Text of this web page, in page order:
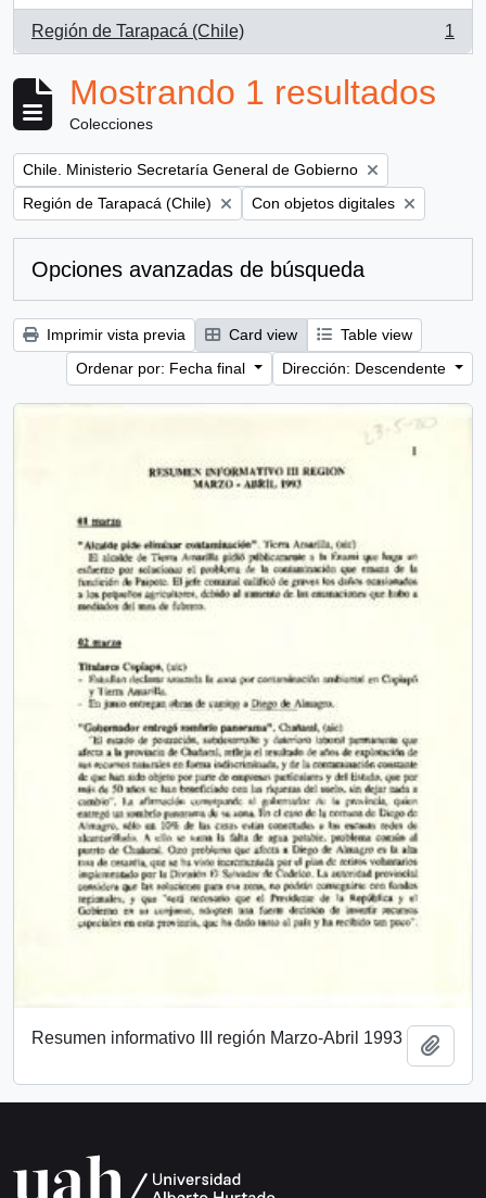
Región de Tarapacá (Chile)
, 1 resultados
1
Mostrando 1 resultados
Colecciones
Remove filter:
Chile. Ministerio Secretaría General de Gobierno
Remove filter:
Región de Tarapacá (Chile) Remove filter:
Con objetos digitales
Opciones avanzadas de búsqueda
Imprimir vista previa Card view
Table view
Ordenar por: Fecha final
Dirección: Descendente
Resumen informativo III región Marzo-Abril 1993